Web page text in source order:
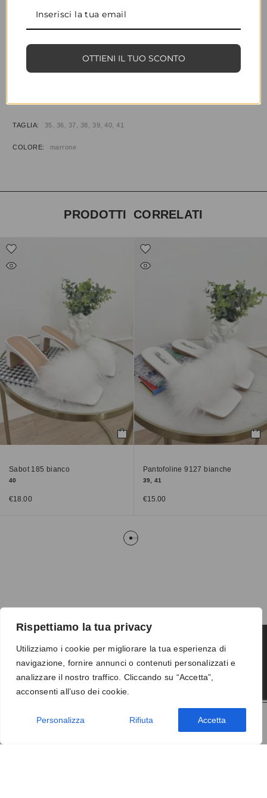
Rispettiamo la tua privacy
Utilizziamo i cookie per migliorare la tua esperienza di
navigazione, fornire annunci o contenuti personalizzati e
analizzare il nostro traffico. Cliccando su “Accetta”,
acconsenti all’uso dei cookie.
Personalizza Rifiuta Accetta
AGGIUNGI AL CARRELLO
COD:
TAGLIA 35, 36, 37, 38, 39, 40, 41
COLORE marrone
PRODOTTI CORRELATI
Sabot 185 bianco
40
€18.00
Pantofoline 9127 bianche
39, 41
€15.00
Termini e condizioni-Privacy-Reso
OTTIENI IL TUO SCONTO